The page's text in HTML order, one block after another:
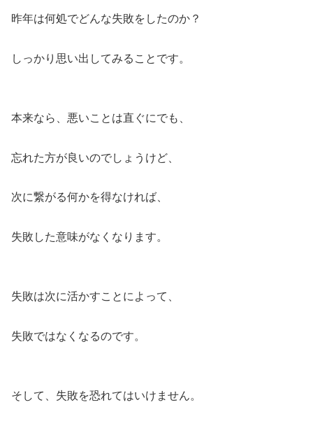
昨年は何処でどんな失敗をしたのか？
しっかり思い出してみることです。
本来なら、悪いことは直ぐにでも、
忘れた方が良いのでしょうけど、
次に繋がる何かを得なければ、
失敗した意味がなくなります。
失敗は次に活かすことによって、
失敗ではなくなるのです。
そして、失敗を恐れてはいけません。